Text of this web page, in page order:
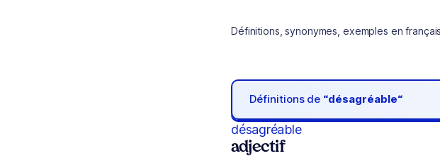
Définitions, synonymes, exemples en français
Définitions de “désagréable“
désagréable
adjectif